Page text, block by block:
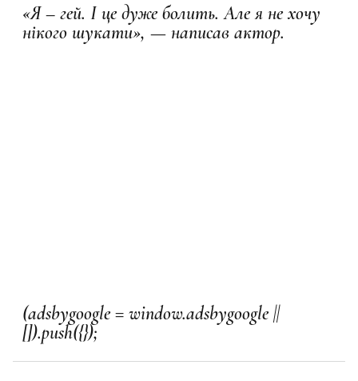
«Я – гей. І це дуже болить. Але я не хочу
нікого шукати», — написав актор.